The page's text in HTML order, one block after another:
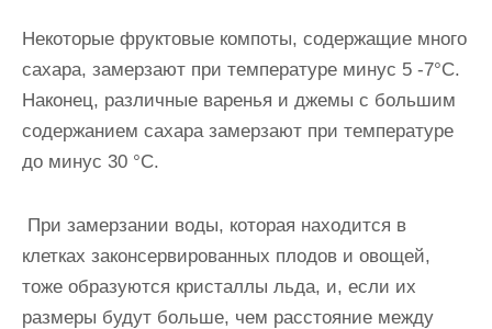
Некоторые фруктовые компоты, содержащие много
сахара, замерзают при температуре минус 5 -7°С.
Наконец, различные варенья и джемы с большим
содержанием сахара замерзают при температуре
до минус 30 °С.
При замерзании воды, которая находится в
клетках законсервированных плодов и овощей,
тоже образуются кристаллы льда, и, если их
размеры будут больше, чем расстояние между